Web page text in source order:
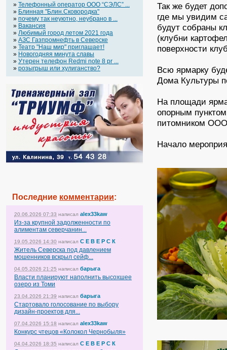
» Телефонный оператор OOO “СЭЛС” ...
» Блинная "Блин.Сковородка"
» почему так неуютно, неубрано в ...
» Вакансия
» Любимый город летом 2021 года
» АЗС Газпромнефть в Северске
» Театр "Наш мир" приглашает!
» Новогодняя минута славы
» Утерен телефон Redmi note 8 pr ...
» розыгрыш или хулиганство?
Последние комментарии:
20.06.2026 07:33 написал alex33kaw
Из-за крупной задолженности по
алиментам северчанин...
19.05.2026 14:30 написал С Е В Е Р С К
Житель Северска под давлением
мошенников вскрыл сейф...
04.05.2026 21:25 написал барыга
Власти планируют наполнить высохшее
озеро из Томи
23.04.2026 21:39 написал барыга
Стартовало голосование по выбору
дизайн-проектов для...
07.04.2026 15:18 написал alex33kaw
Конкурс чтецов «Колокол Чернобыля»
04.04.2026 18:35 написал С Е В Е Р С К
Так же будет
где мы увидим
будут собраны
(клубни
поверхности
Всю ярмарку
Дома Культуры
На площади
опорным
питомником
Начало